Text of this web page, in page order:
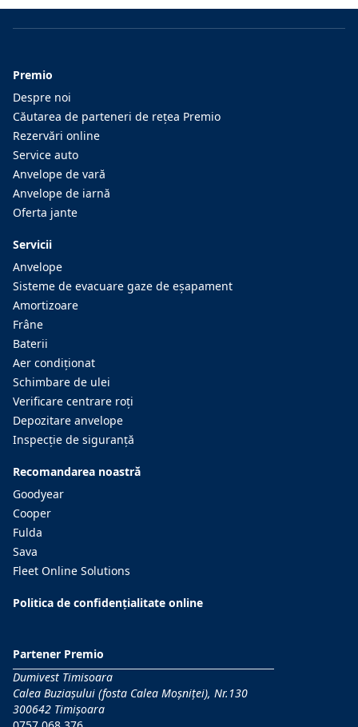
Premio
Despre noi
Căutarea de parteneri de reţea Premio
Rezervări online
Service auto
Anvelope de vară
Anvelope de iarnă
Oferta jante
Servicii
Anvelope
Sisteme de evacuare gaze de eşapament
Amortizoare
Frâne
Baterii
Aer condiţionat
Schimbare de ulei
Verificare centrare roţi
Depozitare anvelope
Inspecţie de siguranţă
Recomandarea noastră
Goodyear
Cooper
Fulda
Sava
Fleet Online Solutions
Politica de confidențialitate online
Partener Premio
Dumivest Timisoara
Calea Buziaşului (fosta Calea Moşniţei), Nr.130
300642 Timișoara